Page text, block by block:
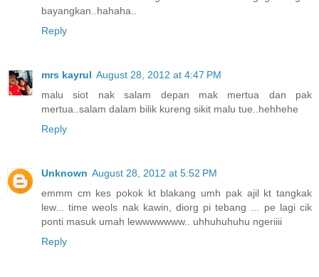
bayangkan..hahaha..
Reply
mrs kayrul August 28, 2012 at 4:47 PM
malu siot nak salam depan mak mertua dan pak
mertua..salam dalam bilik kureng sikit malu tue..hehhehe
Reply
Unknown August 28, 2012 at 5:52 PM
emmm cm kes pokok kt blakang umh pak ajil kt tangkak
lew... time weols nak kawin, diorg pi tebang ... pe lagi cik
ponti masuk umah lewwwwwww.. uhhuhuhuhu ngeriiii
Reply